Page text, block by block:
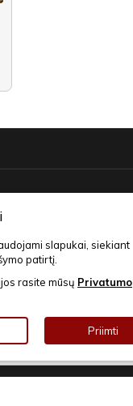
slapukai, siekiant
patirtį.
rasite mūsų Privatumo
Priimti
NAUJIENLAIŠKIAI